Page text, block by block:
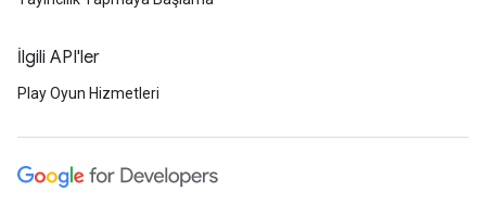
İlgili API'ler
Play Oyun Hizmetleri